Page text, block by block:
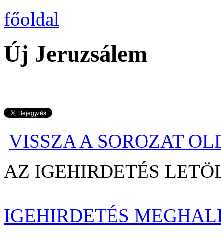
főoldal
Új Jeruzsálem
VISSZA A SOROZAT
AZ IGEHIRDETÉS
IGEHIRDETÉS